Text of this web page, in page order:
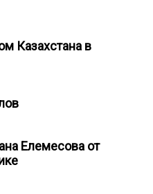
Казахстана в
Елемесова от